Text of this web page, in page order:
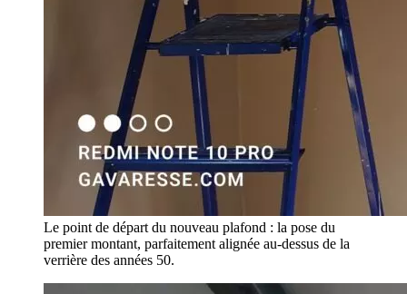
Le point de départ du nouveau plafond : la pose du
premier montant, parfaitement alignée au-dessus de la
verrière des années 50.